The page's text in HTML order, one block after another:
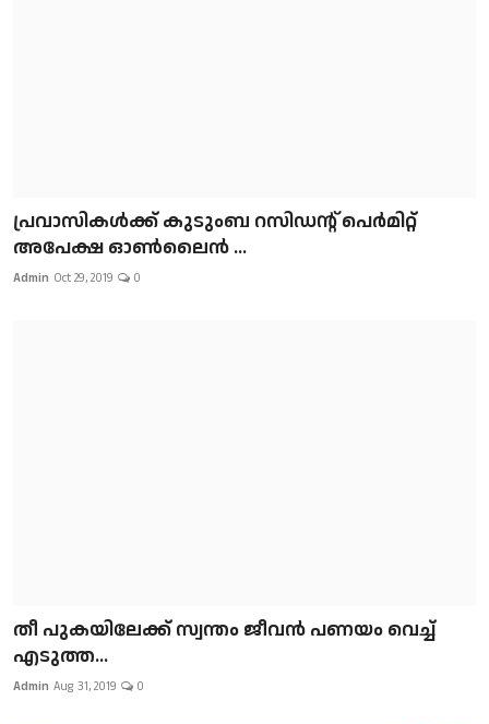
പ്രവാസികള്‍ക്ക് കുടുംബ റസിഡന്റ് പെർമിറ്റ്
അപേക്ഷ ഓൺലൈൻ ...
Admin Oct 29, 2019 0
​​​​​​​തീ പുകയിലേക്ക് സ്വന്തം ജീവന്‍ പണയം വെച്ച്
എടുത്ത...
Admin Aug 31, 2019 0